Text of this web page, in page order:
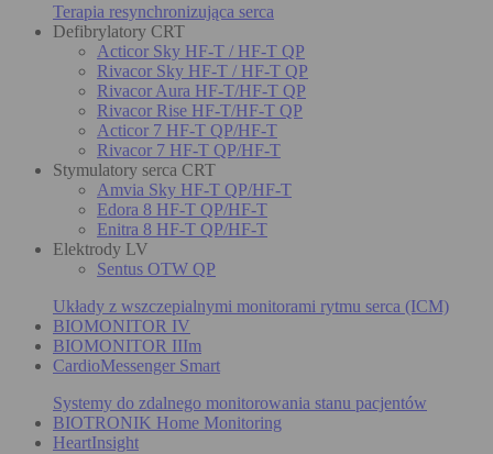
Terapia resynchronizująca serca
Defibrylatory CRT
Acticor Sky HF-T / HF-T QP
Rivacor Sky HF-T / HF-T QP
Rivacor Aura HF-T/HF-T QP
Rivacor Rise HF-T/HF-T QP
Acticor 7 HF-T QP/HF-T
Rivacor 7 HF-T QP/HF-T
Stymulatory serca CRT
Amvia Sky HF-T QP/HF-T
Edora 8 HF-T QP/HF-T
Enitra 8 HF-T QP/HF-T
Elektrody LV
Sentus OTW QP
Układy z wszczepialnymi monitorami rytmu serca (ICM)
BIOMONITOR IV
BIOMONITOR IIIm
CardioMessenger Smart
Systemy do zdalnego monitorowania stanu pacjentów
BIOTRONIK Home Monitoring
HeartInsight